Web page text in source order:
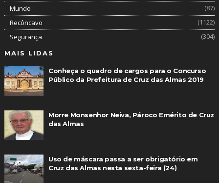
Mundo
(87)
Recôncavo
(1122)
Segurança
(304)
MAIS LIDAS
Conheça o quadro de cargos para o Concurso
Público da Prefeitura de Cruz das Almas 2019
Morre Monsenhor Neiva, Pároco Emérito de Cruz
das Almas
Uso de máscara passa a ser obrigatório em
Cruz das Almas nesta sexta-feira (24)